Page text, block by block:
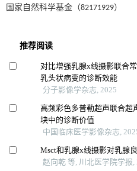
国家自然科学基金（82171929）